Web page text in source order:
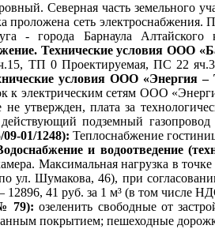
Северная часть земельного
проложена сеть
- города Барнаула
Технические условия ООО
ТП 0 Проектируемая, ПС 22
условия ООО «Энергия –
к электрическим сетям ООО
утвержден, плата за
действующий подземный
01/1248): Теплоснабжение
и водоотведение
Максимальная нагрузка в
ул. Шумакова, 46), при
12896, 41 руб. за 1 м³ (в том числе
№ 79):озеленить свободные от
покрытием; пешеходные